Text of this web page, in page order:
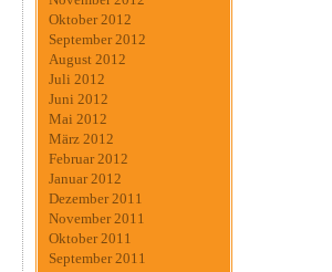
Oktober 2012
September 2012
August 2012
Juli 2012
Juni 2012
Mai 2012
März 2012
Februar 2012
Januar 2012
Dezember 2011
November 2011
Oktober 2011
September 2011